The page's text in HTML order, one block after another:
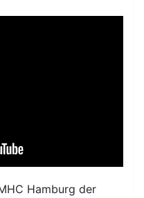
Hamburg der